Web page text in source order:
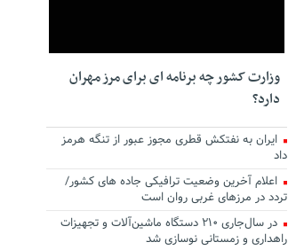
وزارت کشور چه برنامه ای برای مرز مهران
دارد؟
ایران به نفتکش قطری مجوز عبور از تنگه هرمز
داد
اعلام آخرین وضعیت ترافیکی جاده های کشور/
تردد در مرزهای غربی روان است
در سال‌جاری ۲۱۰ دستگاه ماشین‌آلات و تجهیزات
راهداری و زمستانی نوسازی شد